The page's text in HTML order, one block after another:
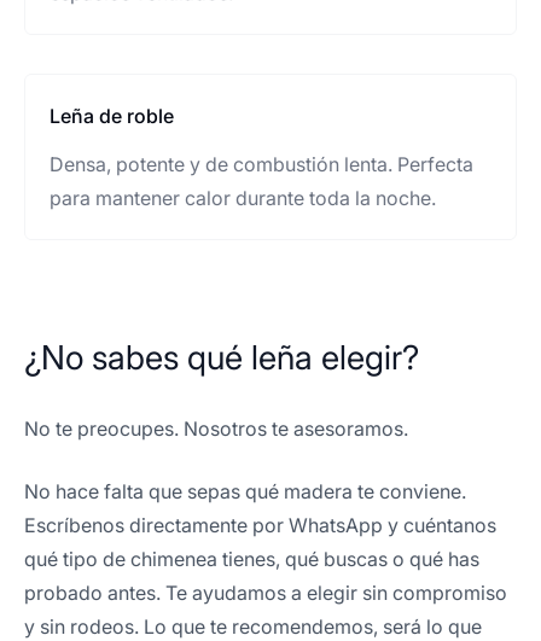
Leña de roble
Densa, potente y de combustión lenta. Perfecta
para mantener calor durante toda la noche.
¿No sabes qué leña elegir?
No te preocupes. Nosotros te asesoramos.
No hace falta que sepas qué madera te conviene.
Escríbenos directamente por WhatsApp y cuéntanos
qué tipo de chimenea tienes, qué buscas o qué has
probado antes. Te ayudamos a elegir sin compromiso
y sin rodeos. Lo que te recomendemos, será lo que